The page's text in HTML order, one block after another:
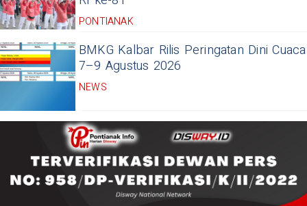
PONTIANAK
BMKG Kalbar Rilis Peringatan Dini Cuaca
7–9 Agustus 2026
NEWS